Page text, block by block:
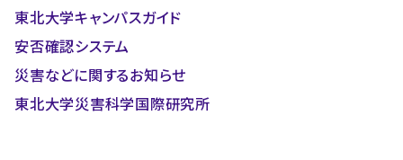
東北大学キャンパスガイド
安否確認システム
災害などに関するお知らせ
東北大学災害科学国際研究所